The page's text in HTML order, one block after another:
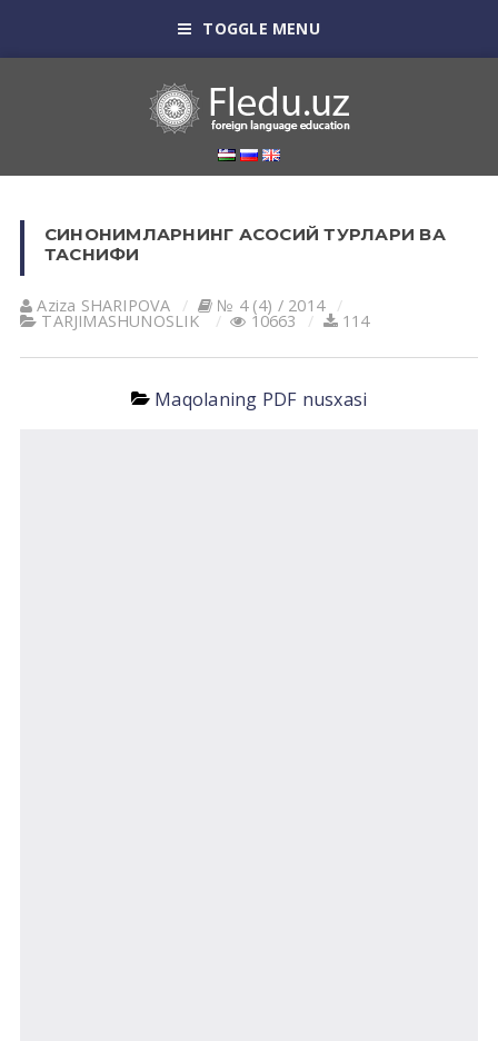
TOGGLE MENU
СИНОНИМЛАРНИНГ АСОСИЙ ТУРЛАРИ ВА
ТАСНИФИ
Aziza SHARIPOVA № 4 (4) / 2014
TАRJIMАSHUNOSLIK 10663 114
Maqolaning PDF nusxasi